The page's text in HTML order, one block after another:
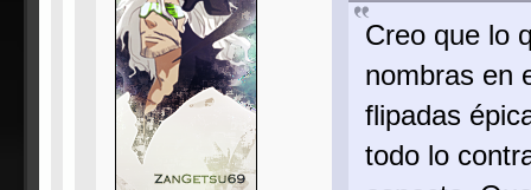
Creo que lo
nombras en
flipadas
todo lo